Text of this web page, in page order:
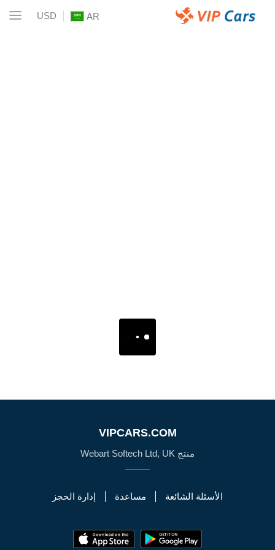
AR
USD
VIPCARS.COM
منتج Webart Softech Ltd, UK
الأسئلة الشائعة مساعدة إدارة الحجز